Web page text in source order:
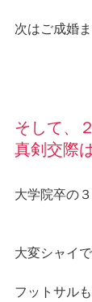
次はご成婚
そして、
真剣交際は
大学院卒の
大変シャイ
フットサル